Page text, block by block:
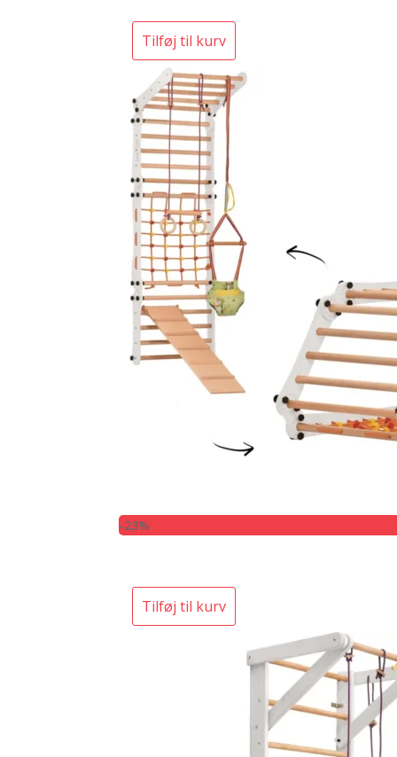
Tilføj til kurv
-23%
Tilføj til kurv